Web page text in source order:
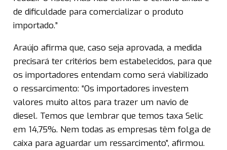
de dificuldade para comercializar o produto
importado.”
Araújo afirma que, caso seja aprovada, a medida
precisará ter critérios bem estabelecidos, para que
os importadores entendam como será viabilizado
o ressarcimento: “Os importadores investem
valores muito altos para trazer um navio de
diesel. Temos que lembrar que temos taxa Selic
em 14,75%. Nem todas as empresas têm folga de
caixa para aguardar um ressarcimento”, afirmou.